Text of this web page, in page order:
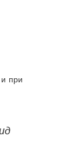
при